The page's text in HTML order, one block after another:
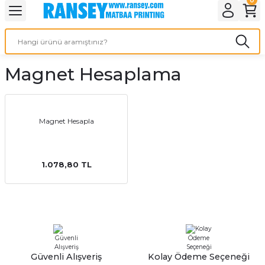
Geri Dön
Geri Dön
Geri Dön
Geri Dön
Ürünleri
Geri Dön
Geri Dön
Geri Dön
Magnet Hesaplama
Magnet Hesapla
1.078,80 TL
Güvenli Alışveriş Kolay Ödeme Seçeneği